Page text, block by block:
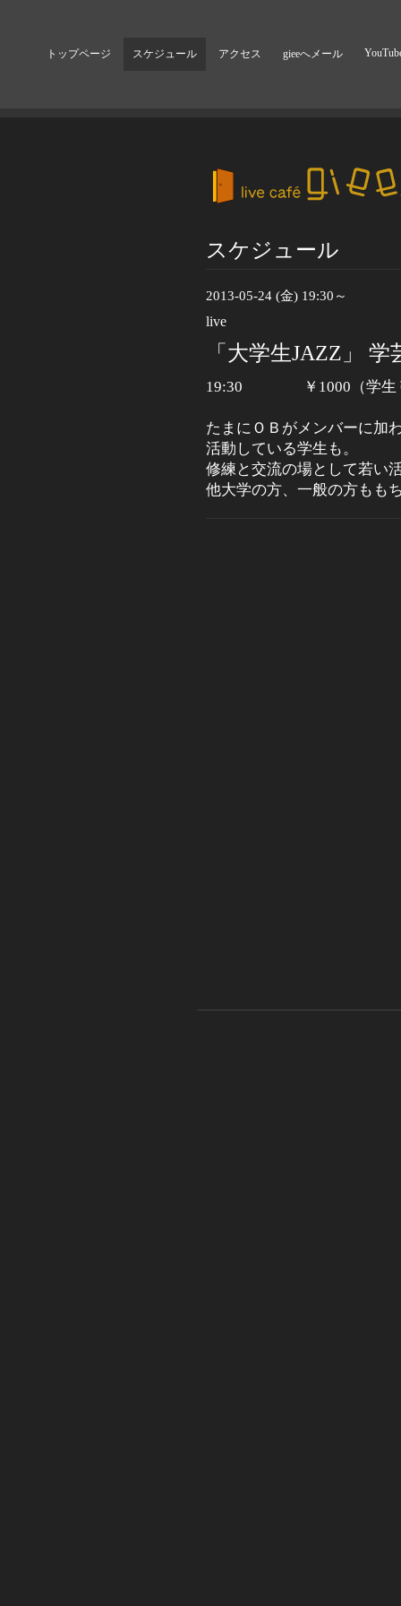
トップページ スケジュール アクセス gieeへメール
スケジュール
2013-05-24 (金) 19:30～
live
「大学生JAZZ」
19:30 ￥1000（学生￥
たまにＯＢがメンバーに加
活動している学生も。
修練と交流の場として若い
他大学の方、一般の方もも